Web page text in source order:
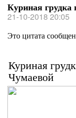
Куриная
21-10-2018 20:05
Это цитата
Куриная
Чумаевой